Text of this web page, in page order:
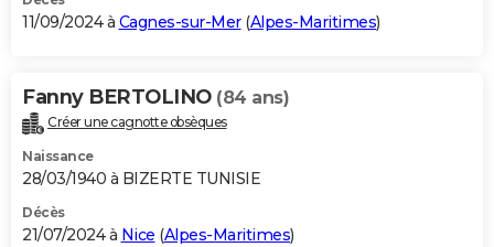
11/09/2024 à Cagnes-sur-Mer(Alpes-Maritimes)
Fanny BERTOLINO (84 ans)
Créer une cagnotte obsèques
Naissance
28/03/1940 à BIZERTE TUNISIE
Décès
21/07/2024 à Nice (Alpes-Maritimes)